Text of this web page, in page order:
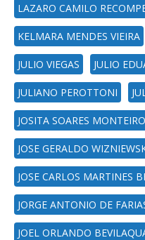
LAZARO CAMILO
KELMARA MENDES VIEIRA
JULIO VIEGAS JULIO
JULIANO PEROTTONI
JOSITA SOARES MONTEIRO
JOSE GERALDO
JOSE CARLOS MARTINES
JORGE ANTONIO DE
JOEL ORLANDO